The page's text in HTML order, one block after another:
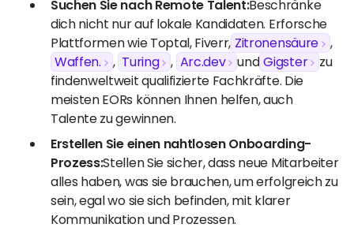
Suchen Sie nach Remote Talent:Beschränke
dich nicht nur auf lokale Kandidaten. Erforsche
Plattformen wie Toptal, Fiverr, Zitronensäure
,
Waffen.
, Turing , Arc.dev und Gigster
zu
findenweltweit qualifizierte Fachkräfte. Die
meisten EORs können Ihnen helfen, auch
Talente zu gewinnen.
Erstellen Sie einen nahtlosen Onboarding-
Prozess:Stellen Sie sicher, dass neue Mitarbeiter
alles haben, was sie brauchen, um erfolgreich zu
sein, egal wo sie sich befinden, mit klarer
Kommunikation und Prozessen.